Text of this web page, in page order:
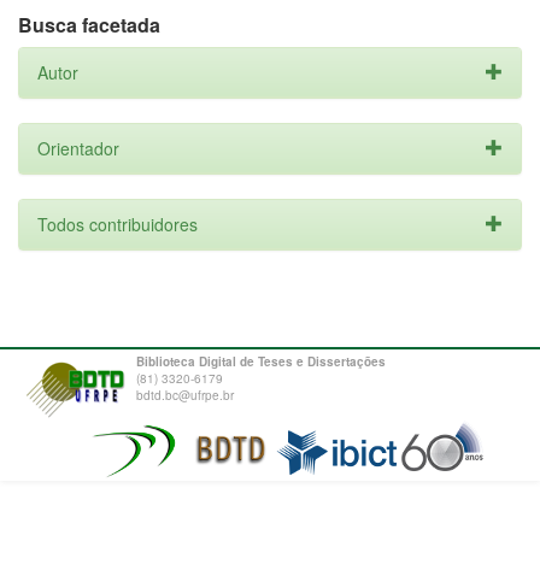
Busca facetada
Autor
Orientador
Todos contribuidores
Biblioteca Digital de Teses e Dissertações
(81) 3320-6179
bdtd.bc@ufrpe.br